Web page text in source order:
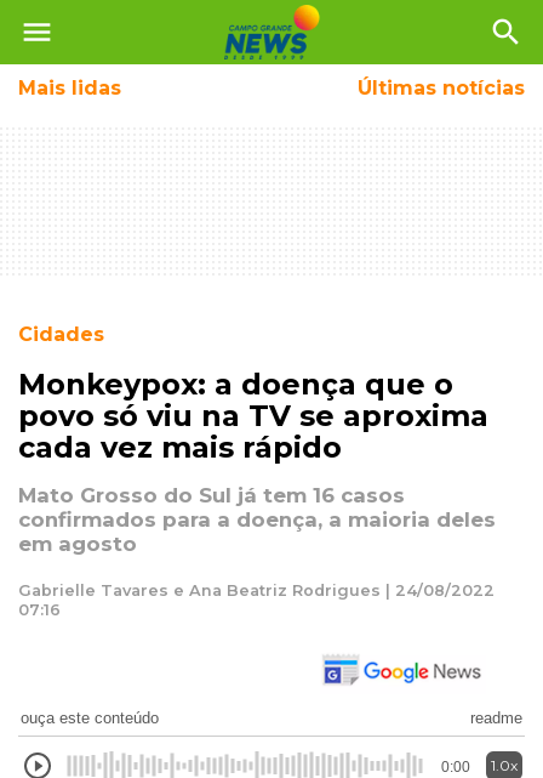
menu search
Mais lidas Últimas notícias
Cidades
Monkeypox: a doença que o
povo só viu na TV se aproxima
cada vez mais rápido
Mato Grosso do Sul já tem 16 casos
confirmados para a doença, a maioria deles
em agosto
Gabrielle Tavares e Ana Beatriz Rodrigues | 24/08/2022
07:16
ouça este conteúdo readme
0:00 1.0x